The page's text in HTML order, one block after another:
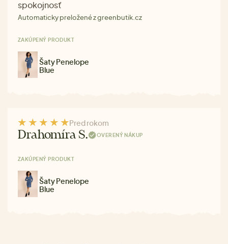
spokojnosť
Automaticky preložené z greenbutik.cz
ZAKÚPENÝ PRODUKT
Šaty Penelope
Blue
Pred rokom
Drahomíra S. OVERENÝ NÁKUP
ZAKÚPENÝ PRODUKT
Šaty Penelope
Blue